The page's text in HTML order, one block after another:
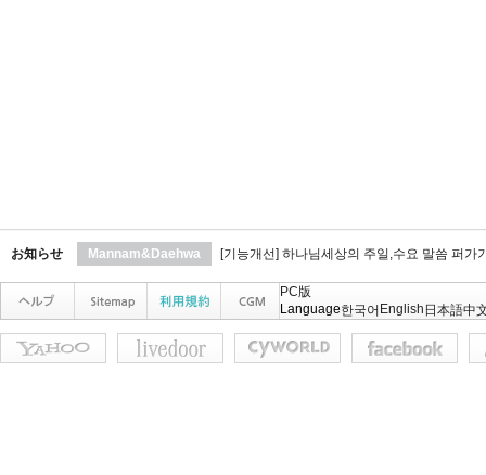
お知らせ Mannam&Daehwa [기능개선] 하나님세상의 주일,수요 말씀 퍼가
PC版
Language한국어 English 日本語中